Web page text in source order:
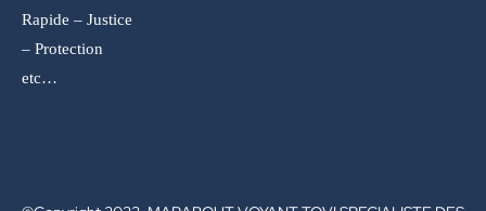
Rapide – Justice
– Protection
etc…